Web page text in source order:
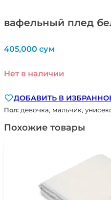
вафельный плед
405,000 сум
Нет в наличии
ДОБАВИТЬ В
Пол: девочка, мальчик,
Похожие товары